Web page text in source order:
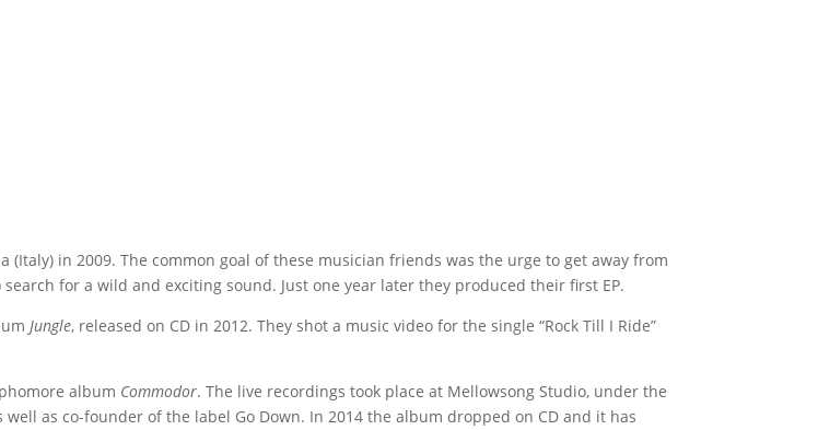
(Italy) in 2009. The common goal of these musician friends was the urge to get away from
for a wild and exciting sound. Just one year later they produced their first EP.
Jungle, released on CD in 2012. They shot a music video for the single “Rock Till I Ride”
album Commodor. The live recordings took place at Mellowsong Studio, under the
as co-founder of the label Go Down. In 2014 the album dropped on CD and it has